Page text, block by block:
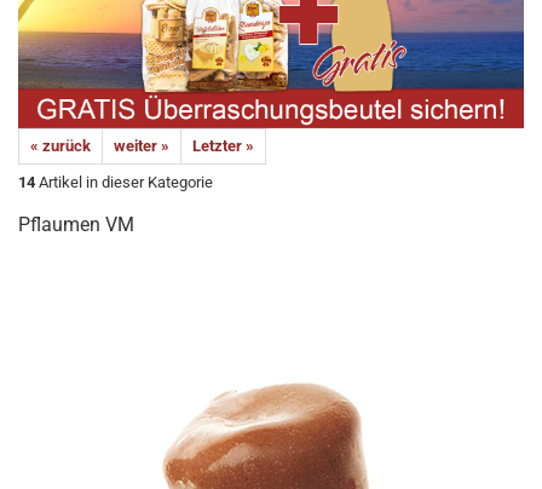
« zurück weiter »
Letzter »
14 Artikel in dieser Kategorie
Pflaumen VM